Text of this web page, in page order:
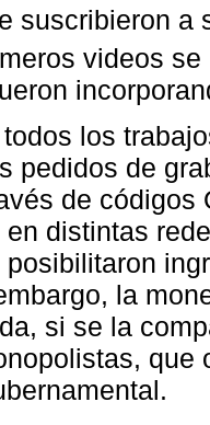
suscribieron a
videos
los
pedidos de
de códigos
distintas
la
si se la
que